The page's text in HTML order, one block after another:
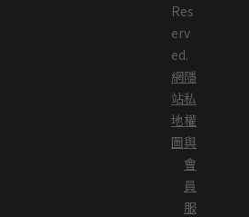
Res
erv
ed.
網
站
地
圖
隱
私
權
與
會
員
服